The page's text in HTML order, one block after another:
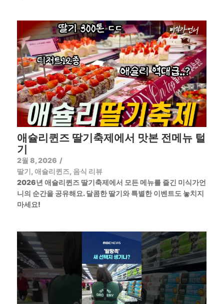
애슐리퀸즈 딸기축제에서 맛본 전메뉴 털
기
2월 8, 2026 /
딸기, 애슐리퀸즈, 음식 리뷰
2026년 애슐리퀸즈 딸기축제에서 모든 메뉴를 즐긴 미식가언
니의 순간을 공유해요. 달콤한 딸기와 특별한 이벤트도 놓치지
마세요!